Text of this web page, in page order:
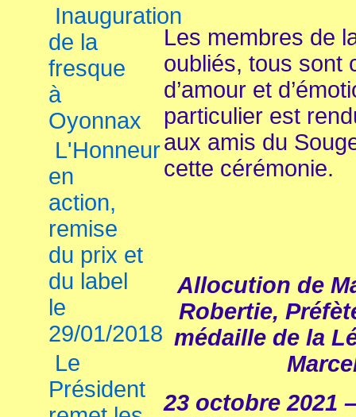
Inauguration
de la
fresque
à
Oyonnax
L'Honneur
en
action,
remise
du prix et
du label
le
29/01/2018
Le
Président
Les membres de
oubliés, tous sont
d’amour et
particulier est
aux amis du
cette cérémonie.
Allocution de
Robertie,
médaille de la
23 octobre 2021